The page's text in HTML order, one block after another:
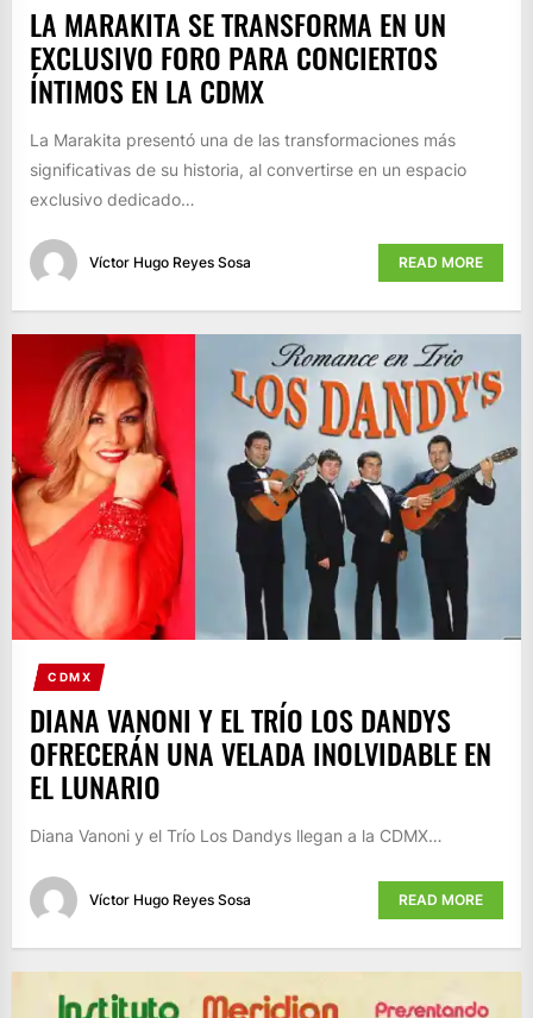
LA MARAKITA SE TRANSFORMA EN UN
EXCLUSIVO FORO PARA CONCIERTOS
ÍNTIMOS EN LA CDMX
La Marakita presentó una de las transformaciones más
significativas de su historia, al convertirse en un espacio
exclusivo dedicado…
Víctor Hugo Reyes Sosa READ MORE
CDMX
DIANA VANONI Y EL TRÍO LOS DANDYS
OFRECERÁN UNA VELADA INOLVIDABLE EN
EL LUNARIO
Diana Vanoni y el Trío Los Dandys llegan a la CDMX…
Víctor Hugo Reyes Sosa READ MORE